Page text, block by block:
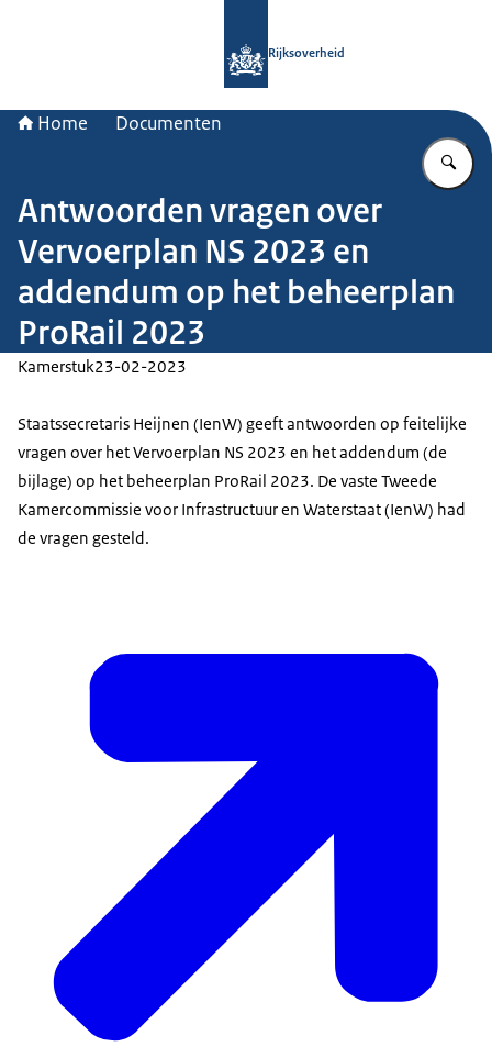
Rijksoverheid
Home Documenten
Antwoorden vragen over
Vervoerplan NS 2023 en
addendum op het beheerplan
ProRail 2023
Kamerstuk23-02-2023
Staatssecretaris Heijnen (IenW) geeft antwoorden op feitelijke
vragen over het Vervoerplan NS 2023 en het addendum (de
bijlage) op het beheerplan ProRail 2023. De vaste Tweede
Kamercommissie voor Infrastructuur en Waterstaat (IenW) had
de vragen gesteld.